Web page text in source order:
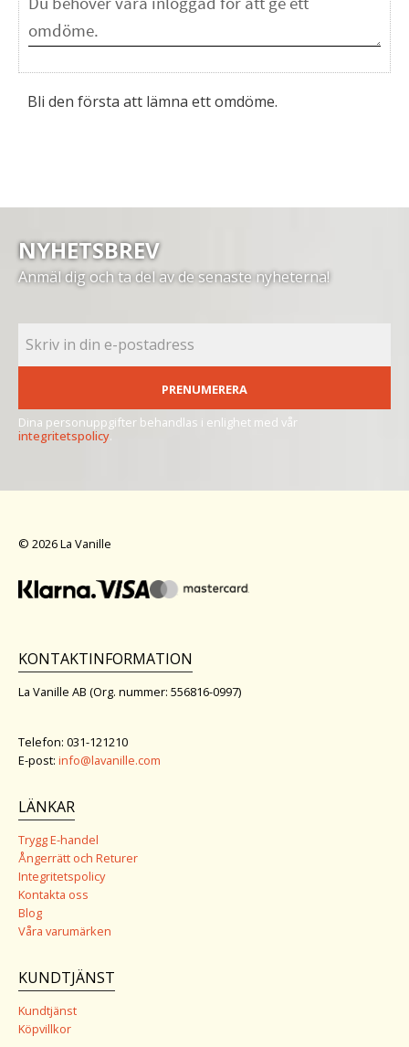
Bli den första att lämna ett omdöme.
NYHETSBREV
Anmäl dig och ta del av de senaste nyheterna!
PRENUMERERA
Dina personuppgifter behandlas i enlighet med vår
integritetspolicy.
© 2026 La Vanille
KONTAKTINFORMATION
La Vanille AB (Org. nummer: 556816-0997)
Telefon: 031-121210
E-post: info@lavanille.com
LÄNKAR
Trygg E-handel
Ångerrätt och Returer
Integritetspolicy
Kontakta oss
Blog
Våra varumärken
KUNDTJÄNST
Kundtjänst
Köpvillkor